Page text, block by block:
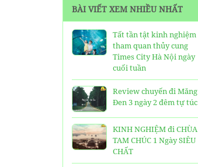
BÀI VIẾT XEM NHIỀU NHẤT
Tất tần tật kinh nghiệm
tham quan thủy cung
Times City Hà Nội ngày
cuối tuần
Review chuyến đi Măng
Đen 3 ngày 2 đêm tự túc
KINH NGHIỆM đi CHÙA
TAM CHÚC 1 Ngày SIÊU
CHẤT